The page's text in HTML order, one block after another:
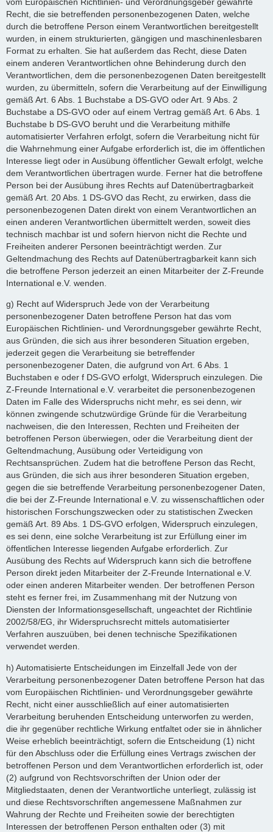
Recht, die sie betreffenden personenbezogenen Daten, welche
durch die betroffene Person einem Verantwortlichen bereitgestellt
wurden, in einem strukturierten, gängigen und maschinenlesbaren
Format zu erhalten. Sie hat außerdem das Recht, diese Daten
einem anderen Verantwortlichen ohne Behinderung durch den
Verantwortlichen, dem die personenbezogenen Daten bereitgestellt
wurden, zu übermitteln, sofern die Verarbeitung auf der Einwilligung
gemäß Art. 6 Abs. 1 Buchstabe a DS-GVO oder Art. 9 Abs. 2
Buchstabe a DS-GVO oder auf einem Vertrag gemäß Art. 6 Abs. 1
Buchstabe b DS-GVO beruht und die Verarbeitung mithilfe
automatisierter Verfahren erfolgt, sofern die Verarbeitung nicht für
die Wahrnehmung einer Aufgabe erforderlich ist, die im öffentlichen
Interesse liegt oder in Ausübung öffentlicher Gewalt erfolgt, welche
dem Verantwortlichen übertragen wurde. Ferner hat die betroffene
Person bei der Ausübung ihres Rechts auf Datenübertragbarkeit
gemäß Art. 20 Abs. 1 DS-GVO das Recht, zu erwirken, dass die
personenbezogenen Daten direkt von einem Verantwortlichen an
einen anderen Verantwortlichen übermittelt werden, soweit dies
technisch machbar ist und sofern hiervon nicht die Rechte und
Freiheiten anderer Personen beeinträchtigt werden. Zur
Geltendmachung des Rechts auf Datenübertragbarkeit kann sich
die betroffene Person jederzeit an einen Mitarbeiter der Z-Freunde
International e.V. wenden.
g) Recht auf Widerspruch Jede von der Verarbeitung
personenbezogener Daten betroffene Person hat das vom
Europäischen Richtlinien- und Verordnungsgeber gewährte Recht,
aus Gründen, die sich aus ihrer besonderen Situation ergeben,
jederzeit gegen die Verarbeitung sie betreffender
personenbezogener Daten, die aufgrund von Art. 6 Abs. 1
Buchstaben e oder f DS-GVO erfolgt, Widerspruch einzulegen. Die
Z-Freunde International e.V. verarbeitet die personenbezogenen
Daten im Falle des Widerspruchs nicht mehr, es sei denn, wir
können zwingende schutzwürdige Gründe für die Verarbeitung
nachweisen, die den Interessen, Rechten und Freiheiten der
betroffenen Person überwiegen, oder die Verarbeitung dient der
Geltendmachung, Ausübung oder Verteidigung von
Rechtsansprüchen. Zudem hat die betroffene Person das Recht,
aus Gründen, die sich aus ihrer besonderen Situation ergeben,
gegen die sie betreffende Verarbeitung personenbezogener Daten,
die bei der Z-Freunde International e.V. zu wissenschaftlichen oder
historischen Forschungszwecken oder zu statistischen Zwecken
gemäß Art. 89 Abs. 1 DS-GVO erfolgen, Widerspruch einzulegen,
es sei denn, eine solche Verarbeitung ist zur Erfüllung einer im
öffentlichen Interesse liegenden Aufgabe erforderlich. Zur
Ausübung des Rechts auf Widerspruch kann sich die betroffene
Person direkt jeden Mitarbeiter der Z-Freunde International e.V.
oder einen anderen Mitarbeiter wenden. Der betroffenen Person
steht es ferner frei, im Zusammenhang mit der Nutzung von
Diensten der Informationsgesellschaft, ungeachtet der Richtlinie
2002/58/EG, ihr Widerspruchsrecht mittels automatisierter
Verfahren auszuüben, bei denen technische Spezifikationen
verwendet werden.
h) Automatisierte Entscheidungen im Einzelfall Jede von der
Verarbeitung personenbezogener Daten betroffene Person hat das
vom Europäischen Richtlinien- und Verordnungsgeber gewährte
Recht, nicht einer ausschließlich auf einer automatisierten
Verarbeitung beruhenden Entscheidung unterworfen zu werden,
die ihr gegenüber rechtliche Wirkung entfaltet oder sie in ähnlicher
Weise erheblich beeinträchtigt, sofern die Entscheidung (1) nicht
für den Abschluss oder die Erfüllung eines Vertrags zwischen der
betroffenen Person und dem Verantwortlichen erforderlich ist, oder
(2) aufgrund von Rechtsvorschriften der Union oder der
Mitgliedstaaten, denen der Verantwortliche unterliegt, zulässig ist
und diese Rechtsvorschriften angemessene Maßnahmen zur
Wahrung der Rechte und Freiheiten sowie der berechtigten
Interessen der betroffenen Person enthalten oder (3) mit